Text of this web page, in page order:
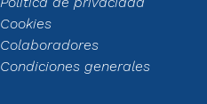
Cookies
Colaboradores
Condiciones generales